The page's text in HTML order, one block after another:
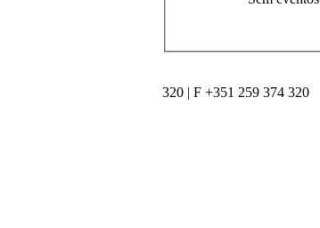
320 | F +351 259 374 320